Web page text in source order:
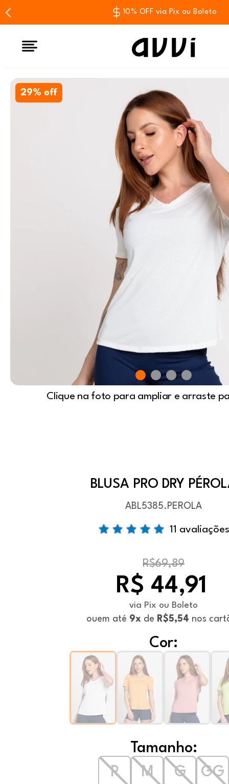
10% OFF via Pix ou Boleto
29% off
Clique na foto para ampliar e arraste
BLUSA PRO DRY
ABL5385.PEROLA
11 avaliações
R$69,89
R$ 44,91
via Pix ou Boleto
ouem até 9xde R$5,54 nos
Cor:
Tamanho:
P
M G GG